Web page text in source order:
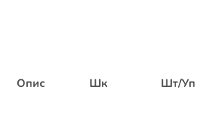
Опис Шк Шт/Уп